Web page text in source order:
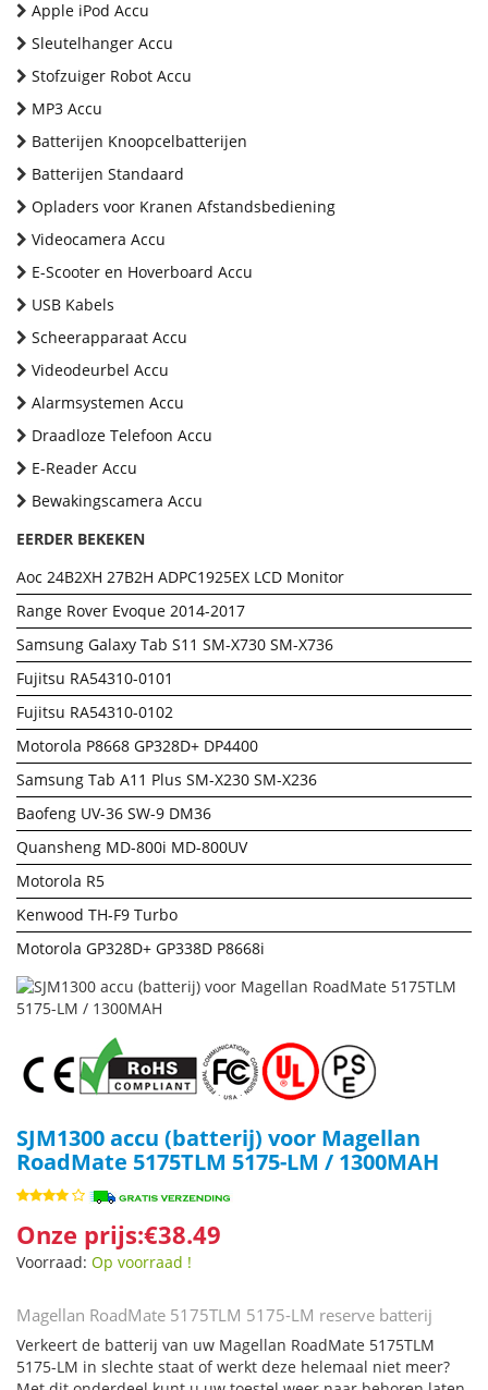
Apple iPod Accu
Sleutelhanger Accu
Stofzuiger Robot Accu
MP3 Accu
Batterijen Knoopcelbatterijen
Batterijen Standaard
Opladers voor Kranen Afstandsbediening
Videocamera Accu
E-Scooter en Hoverboard Accu
USB Kabels
Scheerapparaat Accu
Videodeurbel Accu
Alarmsystemen Accu
Draadloze Telefoon Accu
E-Reader Accu
Bewakingscamera Accu
EERDER BEKEKEN
Aoc 24B2XH 27B2H ADPC1925EX LCD Monitor
Range Rover Evoque 2014-2017
Samsung Galaxy Tab S11 SM-X730 SM-X736
Fujitsu RA54310-0101
Fujitsu RA54310-0102
Motorola P8668 GP328D+ DP4400
Samsung Tab A11 Plus SM-X230 SM-X236
Baofeng UV-36 SW-9 DM36
Quansheng MD-800i MD-800UV
Motorola R5
Kenwood TH-F9 Turbo
Motorola GP328D+ GP338D P8668i
SJM1300 accu (batterij) voor Magellan
RoadMate 5175TLM 5175-LM / 1300MAH
Onze prijs:€38.49
Voorraad: Op voorraad !
Magellan RoadMate 5175TLM 5175-LM reserve batterij
Verkeert de batterij van uw Magellan RoadMate 5175TLM
5175-LM in slechte staat of werkt deze helemaal niet meer?